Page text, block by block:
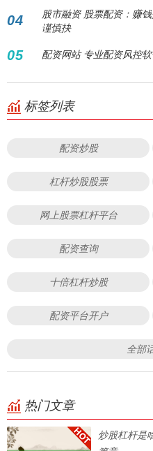
04
股市融资 股票配资：赚
谨慎抉
05 配资网站 专业配资
标签列表
配资炒股
杠杆炒股股票
网上股票杠杆平台
配资查询
十倍杠杆炒股
配资平台开户
全部
热门文章
炒股杠杆是